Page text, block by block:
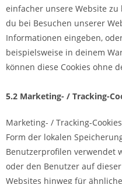
einfacher unsere Website zu
du bei Besuchen unserer
Informationen eingeben,
beispielsweise in deinem
können diese Cookies ohne
5.2 Marketing- / Tracking-
Marketing- / Tracking-
Form der lokalen
Benutzerprofilen verwendet
oder den Benutzer auf
Websites hinweg für